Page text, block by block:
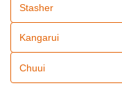
Stasher
Kangarui
Chuui